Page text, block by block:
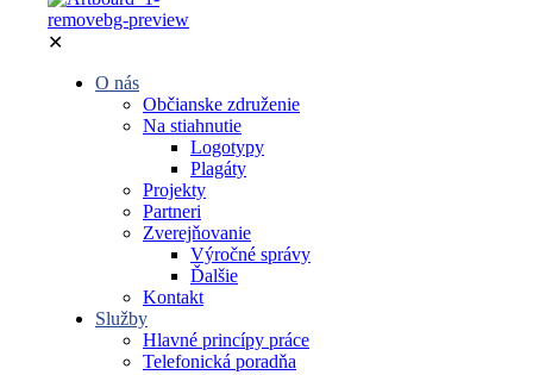
✕
O nás
Občianske združenie
Na stiahnutie
Logotypy
Plagáty
Projekty
Partneri
Zverejňovanie
Výročné správy
Ďalšie
Kontakt
Služby
Hlavné princípy práce
Telefonická poradňa